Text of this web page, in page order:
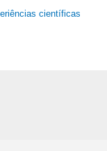
científicas